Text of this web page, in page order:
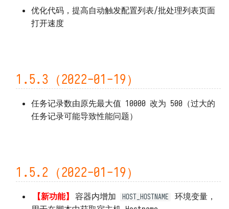
优化代码，提高自动触发配置列表/批处理列表页面
打开速度
1.5.3（2022-01-19）
任务记录数由原先最大值 10000 改为 500（过大的
任务记录可能导致性能问题）
1.5.2（2022-01-19）
【新功能】 容器内增加 HOST_HOSTNAME
环境变量，